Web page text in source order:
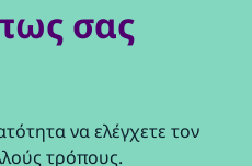
σας
να ελέγχετε τον
τρόπους.